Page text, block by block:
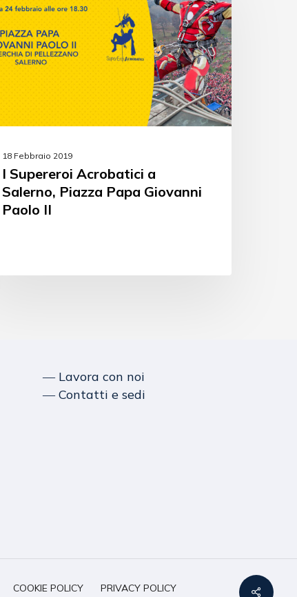
18 Febbraio 2019
I Supereroi Acrobatici a
Salerno, Piazza Papa Giovanni
Paolo II
― Lavora con noi
― Contatti e sedi
COOKIE POLICY PRIVACY POLICY